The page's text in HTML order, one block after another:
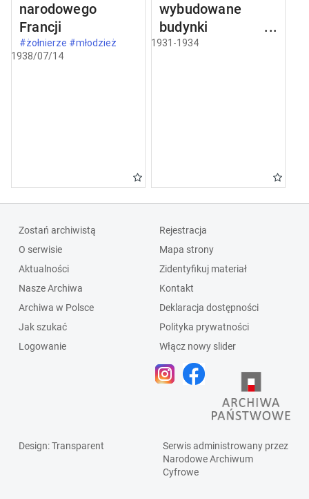
narodowego
Francji
#żołnierze #młodzież
1938/07/14
wybudowane
budynki w
Częstochowie
1931-1934
Zostań archiwistą
O serwisie
Aktualności
Nasze Archiwa
Archiwa w Polsce
Jak szukać
Logowanie
Rejestracja
Mapa strony
Zidentyfikuj materiał
Kontakt
Deklaracja dostępności
Polityka prywatności
Włącz nowy slider
Design: Transparent
Serwis administrowany przez
Narodowe Archiwum
Cyfrowe